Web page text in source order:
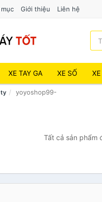
Giới thiệu Liên hệ
XE TAY GA XE SỐ
ty yoyoshop99-
Tất cả sản phẩm